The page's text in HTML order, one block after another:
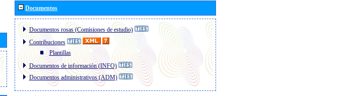
Documentos
Documentos rosas (Comisiones de estudio)
Contribuciones
Plantillas
Documentos de información (INFO)
Documentos administrativos (ADM)